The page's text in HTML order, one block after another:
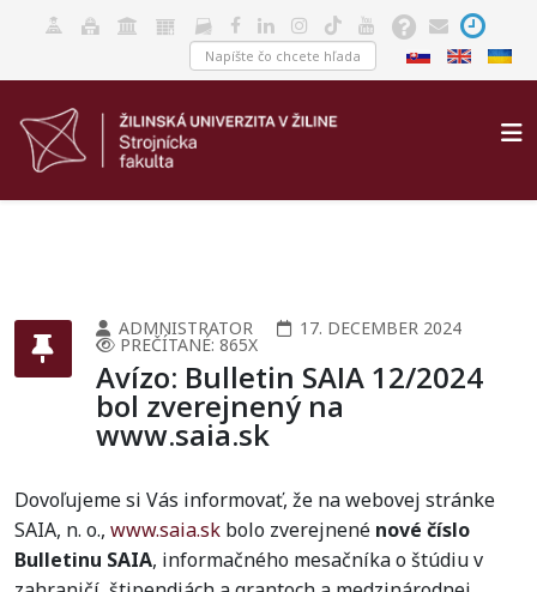
ADMNISTRATOR 17. DECEMBER 2024
PREČÍTANÉ: 865X
Avízo: Bulletin SAIA 12/2024
bol zverejnený na
www.saia.sk
Dovoľujeme si Vás informovať, že na webovej stránke
SAIA, n. o., www.saia.sk bolo zverejnené nové číslo
Bulletinu SAIA, informačného mesačníka o štúdiu v